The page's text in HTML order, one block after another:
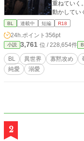
重ねていく。 だが、一つの薬の事故が、 二人の関係を大
動かしていく―― 触れた理由は、薬だっ
ばした理由は ――
共に生きる温もり
未発現Ωの
く』スピンオフ】 ⸻ ※22〜23時更
もお楽しみ
BL 連載中 短編 R18
24h.ポイント 356pt
小説 3,761 位 / 228,654件
BL 異世界 寡黙攻め
純愛
溺愛
2